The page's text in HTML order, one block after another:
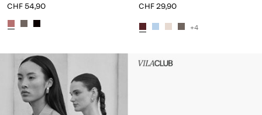
CHF 54,90
CHF 29,90
+4
Intet indhold